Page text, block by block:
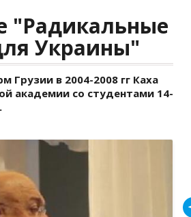
"Радикальные
Украины"
в 2004-2008 гг Каха
академии со студентами 14-